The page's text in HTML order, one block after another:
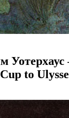
Уотерхаус
to